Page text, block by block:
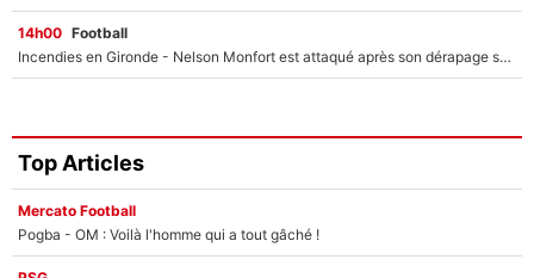
14h00 Football
Incendies en Gironde - Nelson Monfort est attaqué après son dérapage sur CNews : «Et lui, il prend combien pour parler dans un studio climatisé?»
Top Articles
Mercato Football
Pogba - OM : Voilà l'homme qui a tout gâché !